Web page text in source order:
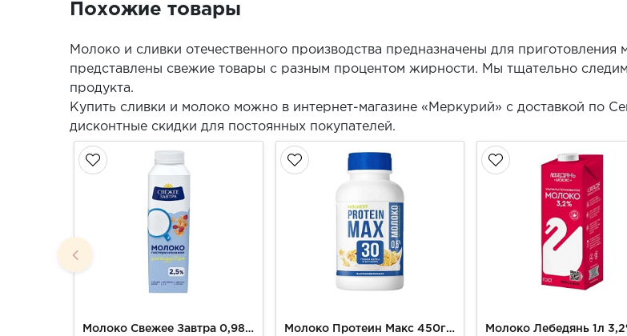
Похожие товары
Молоко и сливки отечественного производства предназначены для
представлены свежие товары с разным процентом жирности. Мы тщательно
продукта.
Купить сливки и молоко можно в интернет-магазине «Меркурий» с доставкой по
дисконтные скидки для постоянных покупателей.
Молоко Свежее Завтра 0,98кг Edge 2,5% Молоко Протеин Макс 450г Ультрапастер с выоским содержанием белка 0,5% ПЭТ/бут Молоко Лебедянь 1л